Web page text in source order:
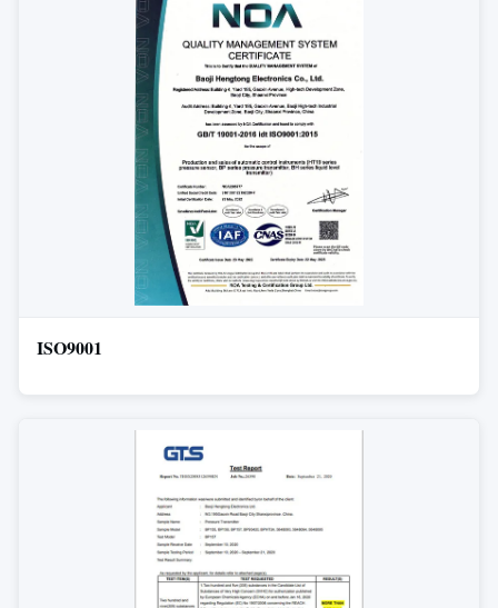
ISO9001